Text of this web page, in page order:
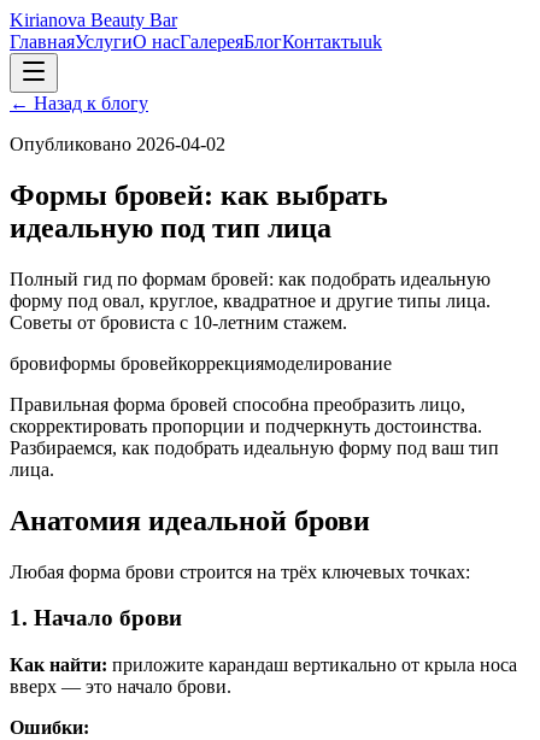
Kirianova Beauty Bar
ГлавнаяУслугиО насГалереяБлогКонтактыuk
← Назад к блогу
Опубликовано 2026-04-02
Формы бровей: как выбрать
идеальную под тип лица
Полный гид по формам бровей: как подобрать идеальную
форму под овал, круглое, квадратное и другие типы лица.
Советы от бровиста с 10-летним стажем.
бровиформы бровейкоррекциямоделирование
Правильная форма бровей способна преобразить лицо,
скорректировать пропорции и подчеркнуть достоинства.
Разбираемся, как подобрать идеальную форму под ваш тип
лица.
Анатомия идеальной брови
Любая форма брови строится на трёх ключевых точках:
1. Начало брови
Как найти: приложите карандаш вертикально от крыла носа
вверх — это начало брови.
Ошибки: